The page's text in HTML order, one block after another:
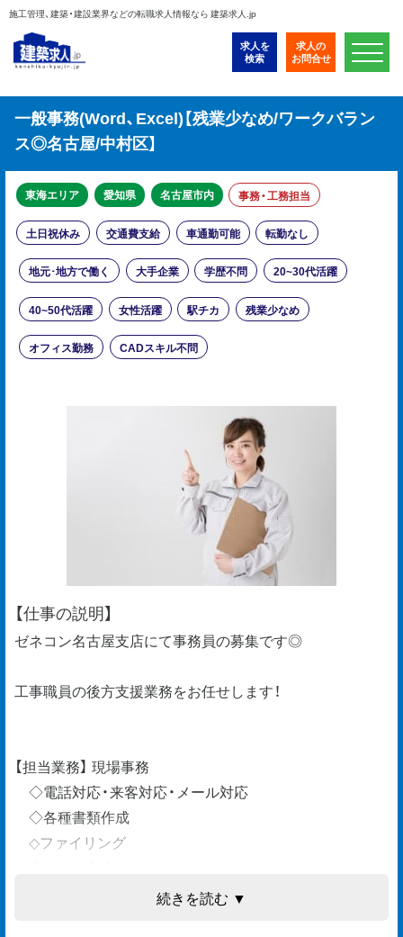
施工管理、建築・建設業界などの転職求人情報なら 建築求人.jp
求人を
検索
求人の
お問合せ
一般事務(Word、Excel)【残業少なめ/ワークバラン
ス◎名古屋/中村区】
東海エリア 愛知県 名古屋市内 事務・工務担当
土日祝休み 交通費支給 車通勤可能 転勤なし
地元･地方で働く 大手企業 学歴不問 20~30代活躍
40~50代活躍 女性活躍 駅チカ 残業少なめ
オフィス勤務 CADスキル不問
【仕事の説明】
ゼネコン名古屋支店にて事務員の募集です◎
工事職員の後方支援業務をお任せします！
【担当業務】 現場事務
◇電話対応・来客対応・メール対応
◇各種書類作成
◇ファイリング
◇ほか庶務・雑務・清掃 など
続きを読む ▼